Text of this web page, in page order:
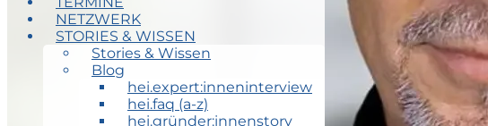
NETZWERK
STORIES & WISSEN
Stories & Wissen
Blog
hei.expert:inneninterview
hei.faq (a-z)
hei.gründer:innenstory